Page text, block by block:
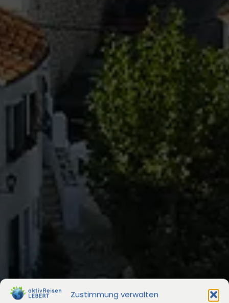
Zustimmung verwalten